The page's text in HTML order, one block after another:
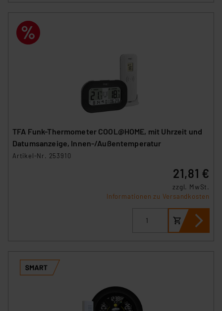
hiergegen Klagemöglichkeiten für Europäer bestehen.
Unsere Kooperation mit diesen Dienstleistern stützt
sich auf die Standarddatenschutzklauseln der
Europäischen Kommission sowie einer eigenen
Beurteilung der mit der Datenübermittlung,
insbesondere der Art der übermittelten Daten,
verbundenen Risiken.“
TFA Funk-Thermometer COOL@HOME, mit Uhrzeit und
Datumsanzeige, Innen-/Außentemperatur
Artikel-Nr. 253910
21,81 €
zzgl. MwSt.
Informationen zu Versandkosten